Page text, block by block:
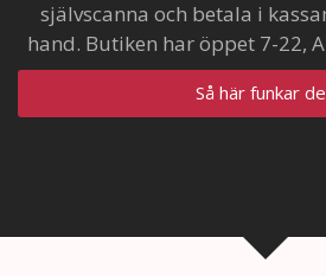
självscanna och betala i
hand. Butiken har öppet 7-22,
Så här funkar